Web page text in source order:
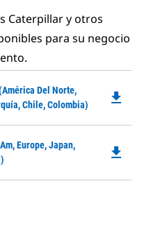
Caterpillar y otros
para su negocio
Del Norte,
Chile, Colombia)
file_download
Europe, Japan,
file_download